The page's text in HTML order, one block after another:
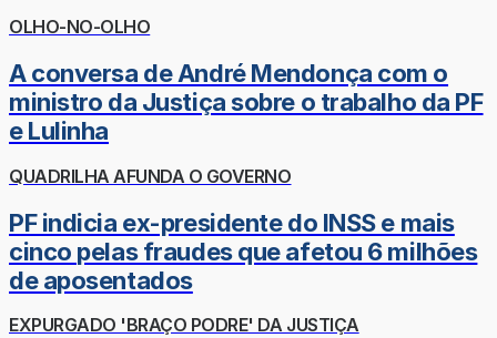
OLHO-NO-OLHO
A conversa de André Mendonça com o
ministro da Justiça sobre o trabalho da PF
e Lulinha
QUADRILHA AFUNDA O GOVERNO
PF indicia ex-presidente do INSS e mais
cinco pelas fraudes que afetou 6 milhões
de aposentados
EXPURGADO 'BRAÇO PODRE' DA JUSTIÇA